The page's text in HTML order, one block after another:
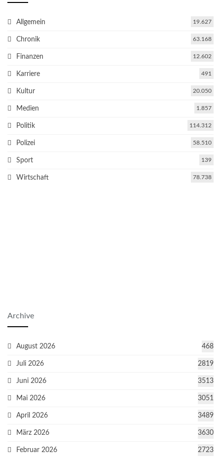
Allgemein 19.627
Chronik 63.168
Finanzen 12.602
Karriere 491
Kultur 20.050
Medien 1.857
Politik 114.312
Polizei 58.510
Sport 139
Wirtschaft 78.738
Archive
August 2026 468
Juli 2026 2819
Juni 2026 3513
Mai 2026 3051
April 2026 3489
März 2026 3630
Februar 2026 2723